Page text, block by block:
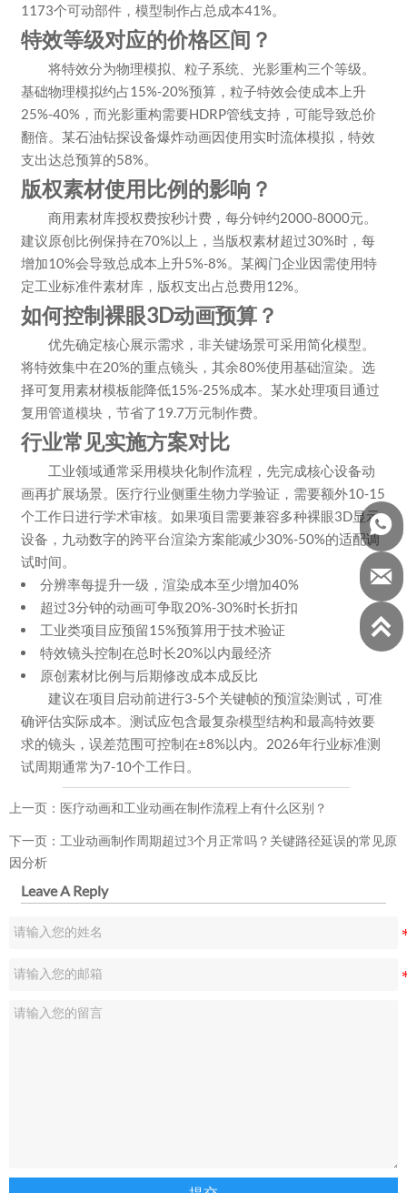
1173个可动部件，模型制作占总成本41%。
特效等级对应的价格区间？
将特效分为物理模拟、粒子系统、光影重构三个等级。
基础物理模拟约占15%-20%预算，粒子特效会使成本上升
25%-40%，而光影重构需要HDRP管线支持，可能导致总价
翻倍。某石油钻探设备爆炸动画因使用实时流体模拟，特效
支出达总预算的58%。
版权素材使用比例的影响？
商用素材库授权费按秒计费，每分钟约2000-8000元。
建议原创比例保持在70%以上，当版权素材超过30%时，每
增加10%会导致总成本上升5%-8%。某阀门企业因需使用特
定工业标准件素材库，版权支出占总费用12%。
如何控制裸眼3D动画预算？
优先确定核心展示需求，非关键场景可采用简化模型。
将特效集中在20%的重点镜头，其余80%使用基础渲染。选
择可复用素材模板能降低15%-25%成本。某水处理项目通过
复用管道模块，节省了19.7万元制作费。
行业常见实施方案对比
工业领域通常采用模块化制作流程，先完成核心设备动
画再扩展场景。医疗行业侧重生物力学验证，需要额外10-15
个工作日进行学术审核。如果项目需要兼容多种裸眼3D显示
设备，九动数字的跨平台渲染方案能减少30%-50%的适配调
试时间。
分辨率每提升一级，渲染成本至少增加40%
超过3分钟的动画可争取20%-30%时长折扣
工业类项目应预留15%预算用于技术验证
特效镜头控制在总时长20%以内最经济
原创素材比例与后期修改成本成反比
建议在项目启动前进行3-5个关键帧的预渲染测试，可准
确评估实际成本。测试应包含最复杂模型结构和最高特效要
求的镜头，误差范围可控制在±8%以内。2026年行业标准测
试周期通常为7-10个工作日。
上一页： 医疗动画和工业动画在制作流程上有什么区别？
下一页： 工业动画制作周期超过3个月正常吗？关键路径延误的常见原
因分析
Leave A Reply


